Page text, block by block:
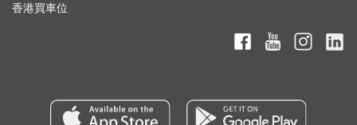
香港買車位